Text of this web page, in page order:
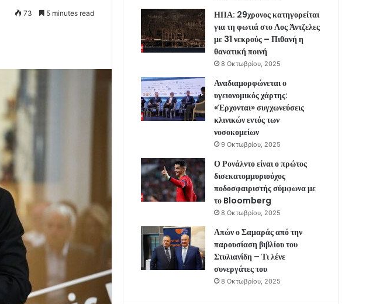
73 5 minutes read
ΗΠΑ: 29χρονος κατηγορείται
για τη φωτιά στο Λος Άντζελες
με 31 νεκρούς – Πιθανή η
θανατική ποινή
8 Οκτωβρίου, 2025
Αναδιαμορφώνεται ο
υγειονομικός χάρτης:
«Έρχονται» συγχωνεύσεις
κλινικών εντός των
νοσοκομείων
9 Οκτωβρίου, 2025
Ο Ρονάλντο είναι ο πρώτος
δισεκατομμυριούχος
ποδοσφαιριστής σύμφωνα με
το Bloomberg
8 Οκτωβρίου, 2025
Απών ο Σαμαράς από την
παρουσίαση βιβλίου του
Στυλιανίδη – Τι λένε
συνεργάτες του
8 Οκτωβρίου, 2025